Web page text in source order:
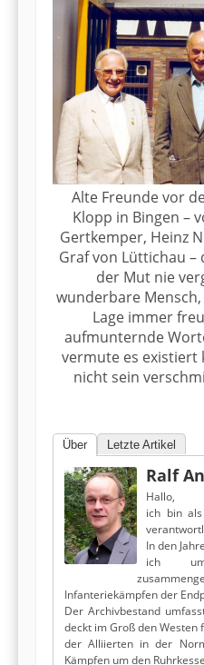
Alte Freunde vor
Klopp in Bingen –
Gertkemper, Heinz
Graf von Lüttichau –
der Mut nie
wunderbare
Lage immer
aufmunternde
vermute es existiert
nicht sein
Über Letzte Artikel
Ralf
Hallo,
ich bin
In den
ich
Infanteriekämpfen der
Der Archivbestand
deckt im Groß den Westen
der Alliierten in der
Kämpfen um den